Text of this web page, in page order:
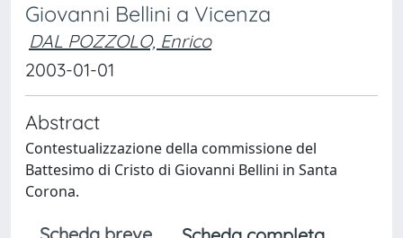
Giovanni Bellini a Vicenza
DAL POZZOLO, Enrico
2003-01-01
Abstract
Contestualizzazione della commissione del
Battesimo di Cristo di Giovanni Bellini in Santa
Corona.